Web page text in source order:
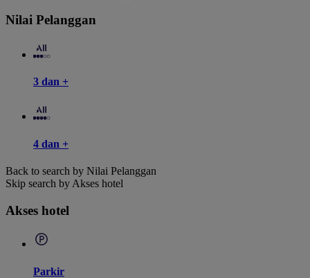
Nilai Pelanggan
3 dan +
4 dan +
Back to search by Nilai Pelanggan
Skip search by Akses hotel
Akses hotel
Parkir